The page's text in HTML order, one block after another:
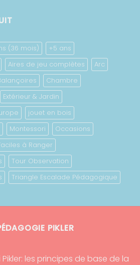
(36 mois)
+5 ans
Aires de jeu complètes
Arc
Chambre
Extérieur & Jardin
jouet en bois
Montessori
Occasions
à Ranger
Tour Observation
Triangle Escalade Pédagogique
PIKLER
les principes de base de la